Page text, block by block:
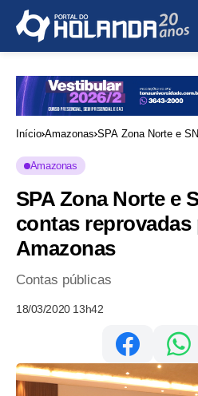
Início Amazonas SPA Zona Norte e
Amazonas
SPA Zona Norte e
contas reprovadas
Amazonas
Contas públicas
18/03/2020 13h42